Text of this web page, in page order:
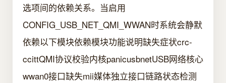
选项间的依赖关系。当启用
CONFIG_USB_NET_QMI_WWAN时系统会静默
依赖以下模块依赖模块功能说明缺失症状crc-
ccittQMI协议校验内核panicusbnetUSB网络核心
wwan0接口缺失mii媒体独立接口链路状态检测